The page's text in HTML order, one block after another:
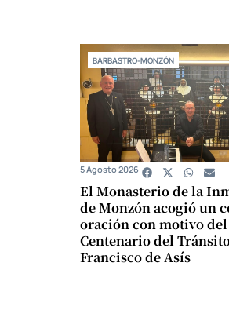
BARBASTRO-MONZÓN
El Monasterio de la
de Monzón acogió un
oración con motivo
Centenario del
Francisco de Asís
5 Agosto 2026